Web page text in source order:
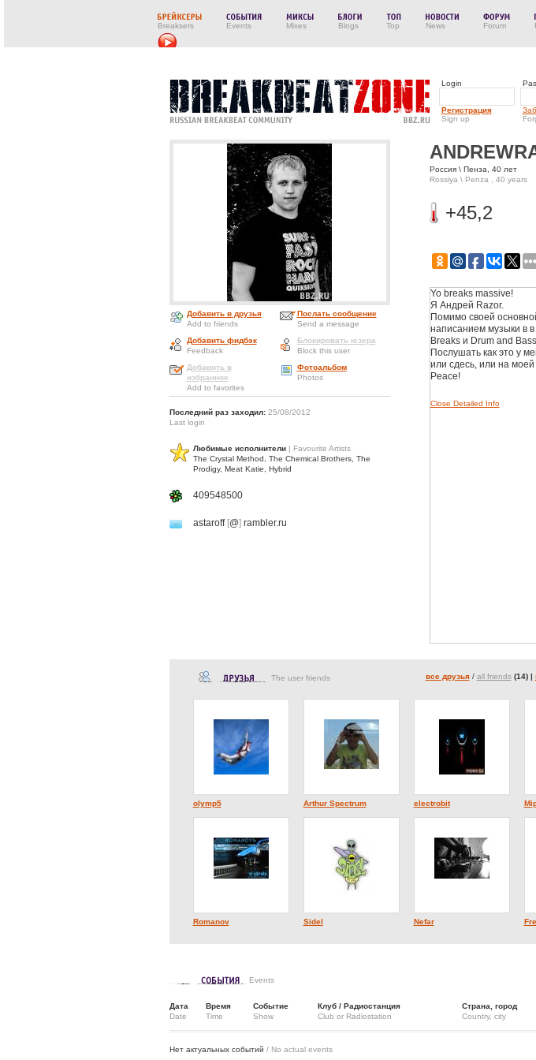
Breaksers Events Mixes Blogs Top News Forum
Login
Регистрация
Sign up
Добавить в друзья
Add to friends
Послать сообщение
Send a message
Добавить фидбэк
Feedback
Блокировать юзера
Block this user
Добавить в
избранное
Add to favorites
Фотоальбом
Photos
Последний раз заходил: 25/08/2012
Last login
Любимые исполнители| Favourite Artists
The Crystal Method, The Chemical Brothers, The
Prodigy, Meat Katie, Hybrid
409548500
astaroff [@] rambler.ru
Россия \ Пенза, 40 лет
Rossiya \ Penza , 40 years
+45,2
Yo breaks massive!
Я Андрей Razor.
Помимо своей
написанием музыки в в
Breaks и Drum and
Послушать как это у
или сдесь, или на
Peace!
Close Detailed Info
The user friends все друзья/ all friends (14) |
olymp5 Arthur Spectrum electrobit
Romanov Sidel Nefar
Events
Дата
Date
Время
Time
Событие
Show
Клуб / Радиостанция
Club or Radiostation
Страна, город
Country, city
Нет актуальных событий / No actual events